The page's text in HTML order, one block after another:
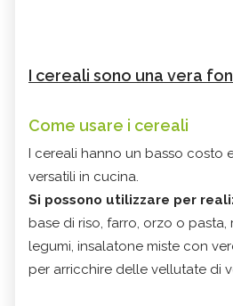
I cereali sono una vera
Come usare i cereali
I cereali hanno un basso costo
versatili in cucina.
Si possono utilizzare per
base di riso, farro, orzo o pasta,
legumi, insalatone miste con
per arricchire delle vellutate di